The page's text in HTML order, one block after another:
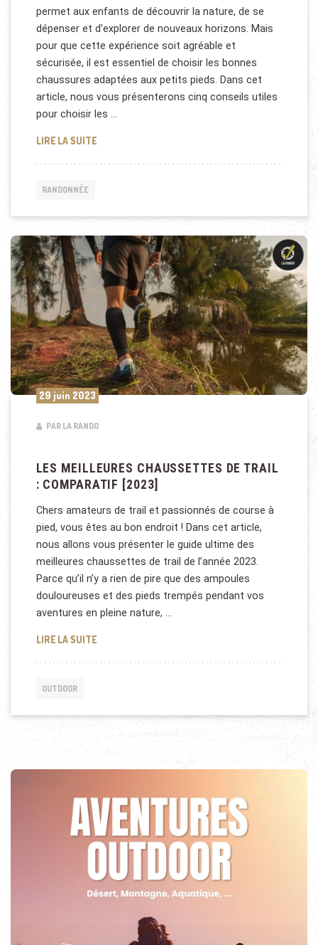
permet aux enfants de découvrir la nature, de se
dépenser et d’explorer de nouveaux horizons. Mais
pour que cette expérience soit agréable et
sécurisée, il est essentiel de choisir les bonnes
chaussures adaptées aux petits pieds. Dans cet
article, nous vous présenterons cinq conseils utiles
pour choisir les …
LIRE LA SUITERANDONNÉE ET CHAUSSURE ENFANT: 5 CONSEILS
RANDONNÉE
29 juin 2023
PAR LA RANDO
LES MEILLEURES CHAUSSETTES DE TRAIL
: COMPARATIF [2023]
Chers amateurs de trail et passionnés de course à
pied, vous êtes au bon endroit ! Dans cet article,
nous allons vous présenter le guide ultime des
meilleures chaussettes de trail de l’année 2023.
Parce qu’il n’y a rien de pire que des ampoules
douloureuses et des pieds trempés pendant vos
aventures en pleine nature, …
LIRE LA SUITELES MEILLEURES CHAUSSETTES DE TRAIL :
OUTDOOR